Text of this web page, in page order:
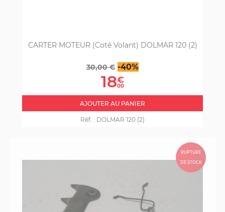
CARTER MOTEUR (coté Volant) DOLMAR 120 (2)
Prix
base
30,00 € -40%Prix
18€
00
AJOUTER AU PANIER
Réf. : DOLMAR 120 (2)
RUPTURE
DE STOCK